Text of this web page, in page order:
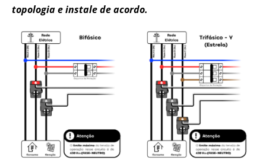
topologia e instale de acordo.